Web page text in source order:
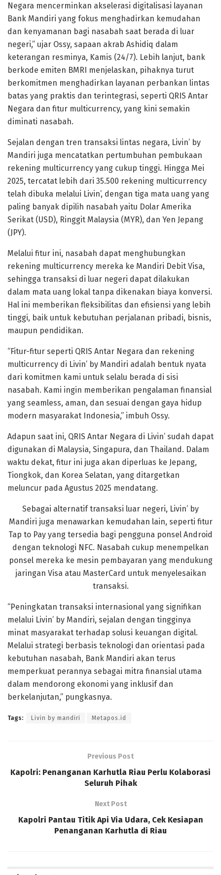
Negara mencerminkan akselerasi digitalisasi layanan
Bank Mandiri yang fokus menghadirkan kemudahan
dan kenyamanan bagi nasabah saat berada di luar
negeri,” ujar Ossy, sapaan akrab Ashidiq dalam
keterangan resminya, Kamis (24/7). Lebih lanjut, bank
berkode emiten BMRI menjelaskan, pihaknya turut
berkomitmen menghadirkan layanan perbankan lintas
batas yang praktis dan terintegrasi, seperti QRIS Antar
Negara dan fitur multicurrency, yang kini semakin
diminati nasabah.
Sejalan dengan tren transaksi lintas negara, Livin’ by
Mandiri juga mencatatkan pertumbuhan pembukaan
rekening multicurrency yang cukup tinggi. Hingga Mei
2025, tercatat lebih dari 35.500 rekening multicurrency
telah dibuka melalui Livin’, dengan tiga mata uang yang
paling banyak dipilih nasabah yaitu Dolar Amerika
Serikat (USD), Ringgit Malaysia (MYR), dan Yen Jepang
(JPY).
Melalui fitur ini, nasabah dapat menghubungkan
rekening multicurrency mereka ke Mandiri Debit Visa,
sehingga transaksi di luar negeri dapat dilakukan
dalam mata uang lokal tanpa dikenakan biaya konversi.
Hal ini memberikan fleksibilitas dan efisiensi yang lebih
tinggi, baik untuk kebutuhan perjalanan pribadi, bisnis,
maupun pendidikan.
“Fitur-fitur seperti QRIS Antar Negara dan rekening
multicurrency di Livin’ by Mandiri adalah bentuk nyata
dari komitmen kami untuk selalu berada di sisi
nasabah. Kami ingin memberikan pengalaman finansial
yang seamless, aman, dan sesuai dengan gaya hidup
modern masyarakat Indonesia,” imbuh Ossy.
Adapun saat ini, QRIS Antar Negara di Livin’ sudah dapat
digunakan di Malaysia, Singapura, dan Thailand. Dalam
waktu dekat, fitur ini juga akan diperluas ke Jepang,
Tiongkok, dan Korea Selatan, yang ditargetkan
meluncur pada Agustus 2025 mendatang.
Sebagai alternatif transaksi luar negeri, Livin’ by
Mandiri juga menawarkan kemudahan lain, seperti fitur
Tap to Pay yang tersedia bagi pengguna ponsel Android
dengan teknologi NFC. Nasabah cukup menempelkan
ponsel mereka ke mesin pembayaran yang mendukung
jaringan Visa atau MasterCard untuk menyelesaikan
transaksi.
“Peningkatan transaksi internasional yang signifikan
melalui Livin’ by Mandiri, sejalan dengan tingginya
minat masyarakat terhadap solusi keuangan digital.
Melalui strategi berbasis teknologi dan orientasi pada
kebutuhan nasabah, Bank Mandiri akan terus
memperkuat perannya sebagai mitra finansial utama
dalam mendorong ekonomi yang inklusif dan
berkelanjutan,” pungkasnya.
Tags: Livin by mandiri Metapos.id
Previous Post
Kapolri: Penanganan Karhutla Riau Perlu Kolaborasi
Seluruh Pihak
Next Post
Kapolri Pantau Titik Api Via Udara, Cek Kesiapan
Penanganan Karhutla di Riau